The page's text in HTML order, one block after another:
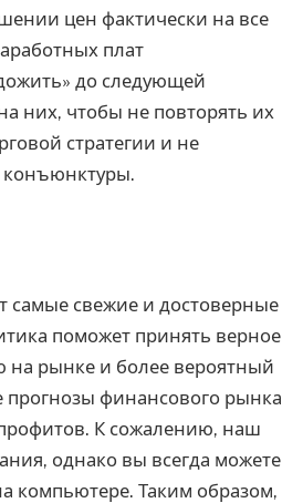
цен фактически на все
плат
до следующей
них, чтобы не повторять их
стратегии и не
конъюнктуры.
самые свежие и достоверные
поможет принять верное
на рынке и более вероятный
прогнозы финансового рынка
К сожалению, наш
однако вы всегда можете
компьютере. Таким образом,